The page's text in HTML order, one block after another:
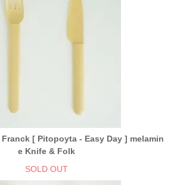
Franck [ Pitopoyta - Easy Day ] melamin
e Knife & Folk
SOLD OUT